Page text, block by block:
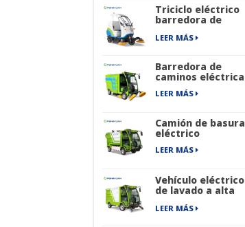
Triciclo eléctrico
barredora de
LEER MÁS
Barredora de
caminos eléctrica
LEER MÁS
Camión de basura
eléctrico
LEER MÁS
Vehículo eléctrico
de lavado a alta
LEER MÁS